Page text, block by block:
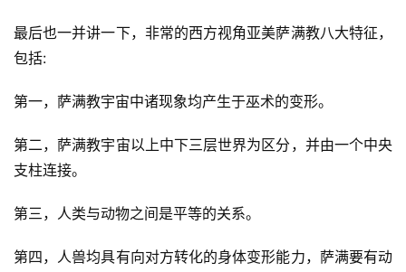
最后也一并讲一下，非常的西方视角亚美萨满教八大特征，
包括:
第一，萨满教宇宙中诸现象均产生于巫术的变形。
第二，萨满教宇宙以上中下三层世界为区分，并由一个中央
支柱连接。
第三，人类与动物之间是平等的关系。
第四，人兽均具有向对方转化的身体变形能力，萨满要有动